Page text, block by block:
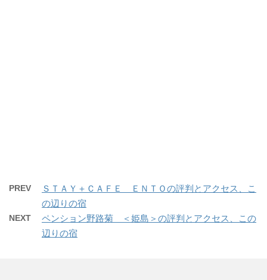
PREV
ＳＴＡＹ＋ＣＡＦＥ ＥＮＴＯの評判とアクセス、こ
の辺りの宿
NEXT
ペンション野路菊 ＜姫島＞の評判とアクセス、この
辺りの宿